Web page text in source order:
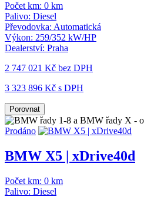
Počet km: 0 km
Palivo: Diesel
Převodovka: Automatická
Výkon: 259/352 kW/HP
Dealerství: Praha
2 747 021 Kč bez DPH
3 323 896 Kč s DPH
Porovnat
Prodáno
BMW X5 | xDrive40d
Počet km: 0 km
Palivo: Diesel